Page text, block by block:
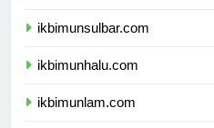
ikbimunsulbar.com
ikbimunhalu.com
ikbimunlam.com